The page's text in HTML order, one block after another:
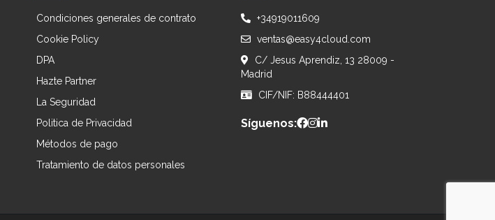
Condiciones generales de contrato
Cookie Policy
DPA
Hazte Partner
La Seguridad
Politica de Privacidad
Métodos de pago
Tratamiento de datos personales
+34919011609
ventas@easy4cloud.com
C/ Jesus Aprendiz, 13 28009 -
Madrid
CIF/NIF: B88444401
Síguenos: